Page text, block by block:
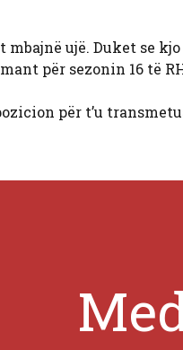
ujë. Duket se
për sezonin 16 të
për t’u